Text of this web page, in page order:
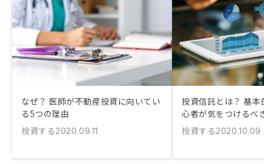
なぜ？ 医師が不動産投資に向いてい
る5つの理由
投資する2020.09.11
投資信託とは？ 基
心者が気をつけるべ
投資する2020.10.09